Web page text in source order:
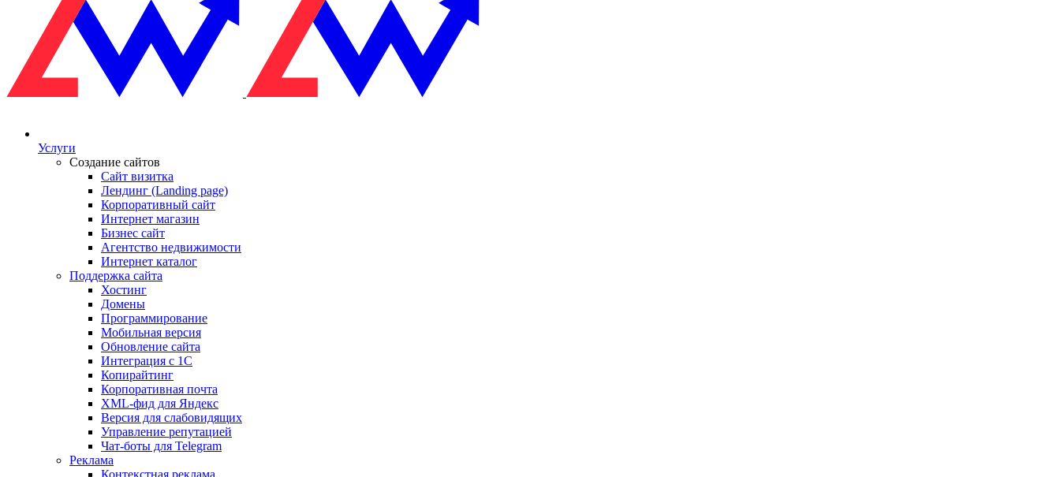
Услуги
Создание сайтов
Сайт визитка
Лендинг (Landing page)
Корпоративный сайт
Интернет магазин
Бизнес сайт
Агентство недвижимости
Интернет каталог
Поддержка сайта
Хостинг
Домены
Программирование
Мобильная версия
Обновление сайта
Интеграция с 1С
Копирайтинг
Корпоративная почта
XML-фид для Яндекс
Версия для слабовидящих
Управление репутацией
Чат-боты для Telegram
Реклама
Контекстная реклама